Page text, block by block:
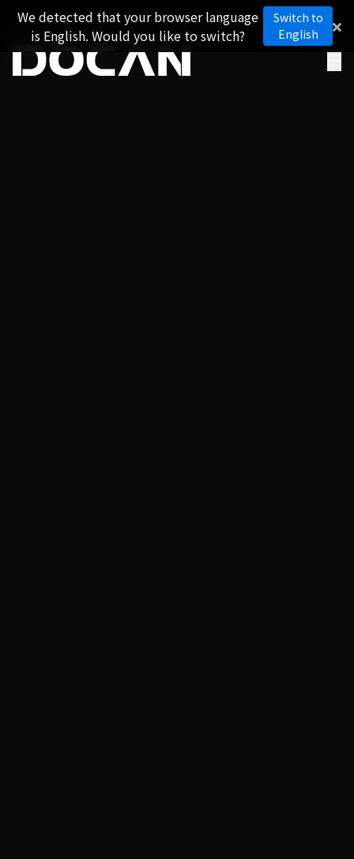
We detected that your browser language
is English. Would you like to switch?
Switch to
English